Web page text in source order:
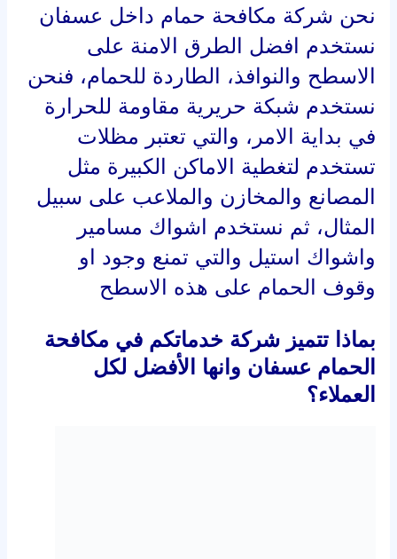
تستخدم لتغطية الاماكن الكبيرة مثل
المصانع والمخازن والملاعب على سبيل
المثال، ثم نستخدم اشواك مسامير
واشواك استيل والتي تمنع وجود او
وقوف الحمام على هذه الاسطح
بماذا تتميز شركة خدماتكم في مكافحة
الحمام عسفان وانها الأفضل لكل
العملاء؟
جميع الاستفسارات والرد على جميع
الاسئلة بكفاءة عالية.
نحن نمتلك فريق عمل ذو خبرة مدربة